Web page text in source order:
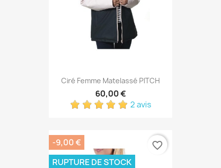
Ciré Femme Matelassé PITCH
60,00 €
2 avis
-9,00 €
RUPTURE DE STOCK
favorite_border